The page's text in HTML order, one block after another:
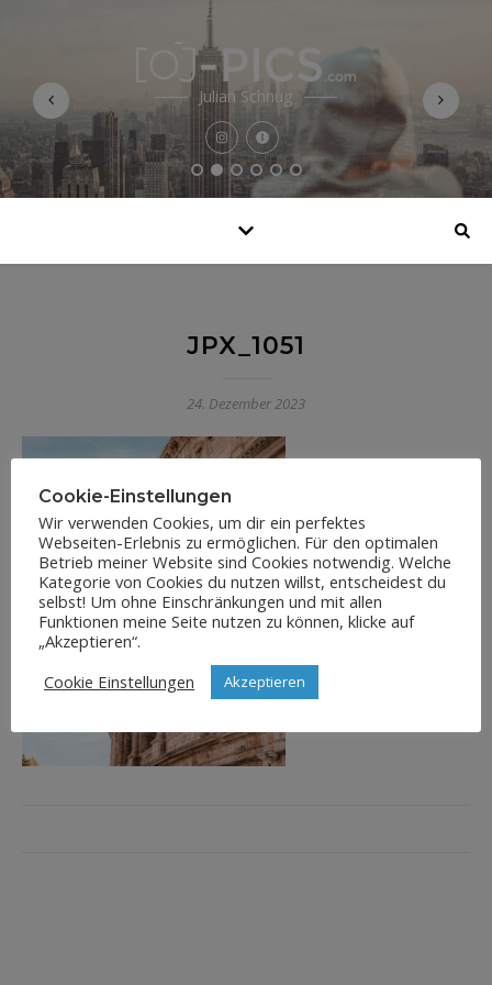
Julian Schnug
JPX_1051
24. Dezember 2023
Cookie-Einstellungen
Wir verwenden Cookies, um dir ein perfektes
Webseiten-Erlebnis zu ermöglichen. Für den optimalen
Betrieb meiner Website sind Cookies notwendig. Welche
Kategorie von Cookies du nutzen willst, entscheidest du
selbst! Um ohne Einschränkungen und mit allen
Funktionen meine Seite nutzen zu können, klicke auf
„Akzeptieren“.
Cookie Einstellungen
Akzeptieren